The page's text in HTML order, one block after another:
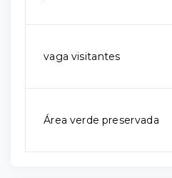
vaga visitantes
Área verde preservada